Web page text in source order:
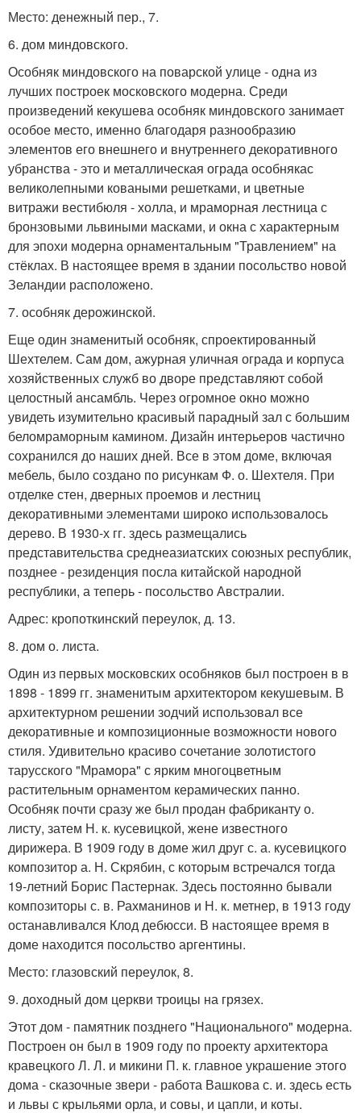
Место: денежный пер., 7.
6. дом миндовского.
Особняк миндовского на поварской улице - одна из
лучших построек московского модерна. Среди
произведений кекушева особняк миндовского занимает
особое место, именно благодаря разнообразию
элементов его внешнего и внутреннего декоративного
убранства - это и металлическая ограда особнякас
великолепными коваными решетками, и цветные
витражи вестибюля - холла, и мраморная лестница с
бронзовыми львиными масками, и окна с характерным
для эпохи модерна орнаментальным "Травлением" на
стёклах. В настоящее время в здании посольство новой
Зеландии расположено.
7. особняк дерожинской.
Еще один знаменитый особняк, спроектированный
Шехтелем. Сам дом, ажурная уличная ограда и корпуса
хозяйственных служб во дворе представляют собой
целостный ансамбль. Через огромное окно можно
увидеть изумительно красивый парадный зал с большим
беломраморным камином. Дизайн интерьеров частично
сохранился до наших дней. Все в этом доме, включая
мебель, было создано по рисункам Ф. о. Шехтеля. При
отделке стен, дверных проемов и лестниц
декоративными элементами широко использовалось
дерево. В 1930-х гг. здесь размещались
представительства среднеазиатских союзных республик,
позднее - резиденция посла китайской народной
республики, а теперь - посольство Австралии.
Адрес: кропоткинский переулок, д. 13.
8. дом о. листа.
Один из первых московских особняков был построен в в
1898 - 1899 гг. знаменитым архитектором кекушевым. В
архитектурном решении зодчий использовал все
декоративные и композиционные возможности нового
стиля. Удивительно красиво сочетание золотистого
тарусского "Мрамора" с ярким многоцветным
растительным орнаментом керамических панно.
Особняк почти сразу же был продан фабриканту о.
листу, затем Н. к. кусевицкой, жене известного
дирижера. В 1909 году в доме жил друг с. а. кусевицкого
композитор а. Н. Скрябин, с которым встречался тогда
19-летний Борис Пастернак. Здесь постоянно бывали
композиторы с. в. Рахманинов и Н. к. метнер, в 1913 году
останавливался Клод дебюсси. В настоящее время в
доме находится посольство аргентины.
Место: глазовский переулок, 8.
9. доходный дом церкви троицы на грязех.
Этот дом - памятник позднего "Национального" модерна.
Построен он был в 1909 году по проекту архитектора
кравецкого Л. Л. и микини П. к. главное украшение этого
дома - сказочные звери - работа Вашкова с. и. здесь есть
и львы с крыльями орла, и совы, и цапли, и коты.